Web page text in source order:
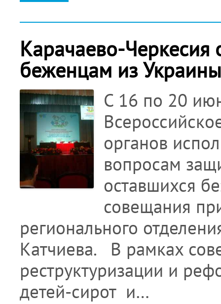
Карачаево-Черкесия
беженцам из Украины
С 16 по 20
органов
вопросам
оставшихся
совещания
регионального
Катчиева. В рамках
реструктуризации и
детей-сирот и…